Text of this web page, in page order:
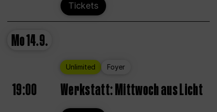
Tickets
Mo14.9.
Unlimited Foyer
19:00 Werkstatt: Mittwoch aus Licht